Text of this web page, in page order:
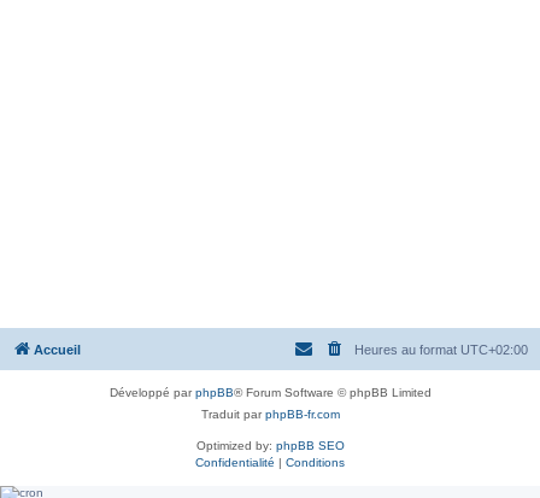
Accueil Heures au format UTC+02:00
Développé parphpBB® Forum Software © phpBB Limited
Traduit parphpBB-fr.com
Optimized by: phpBB SEO
Confidentialité | Conditions